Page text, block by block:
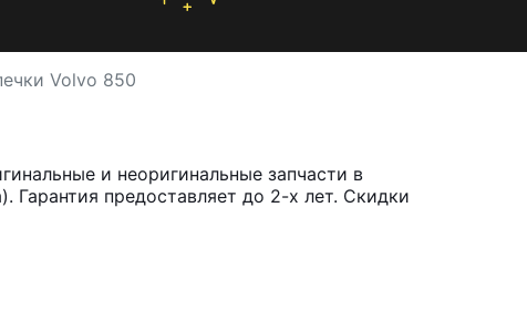
Volvo 850
и неоригинальные запчасти в
предоставляет до 2-х лет. Скидки